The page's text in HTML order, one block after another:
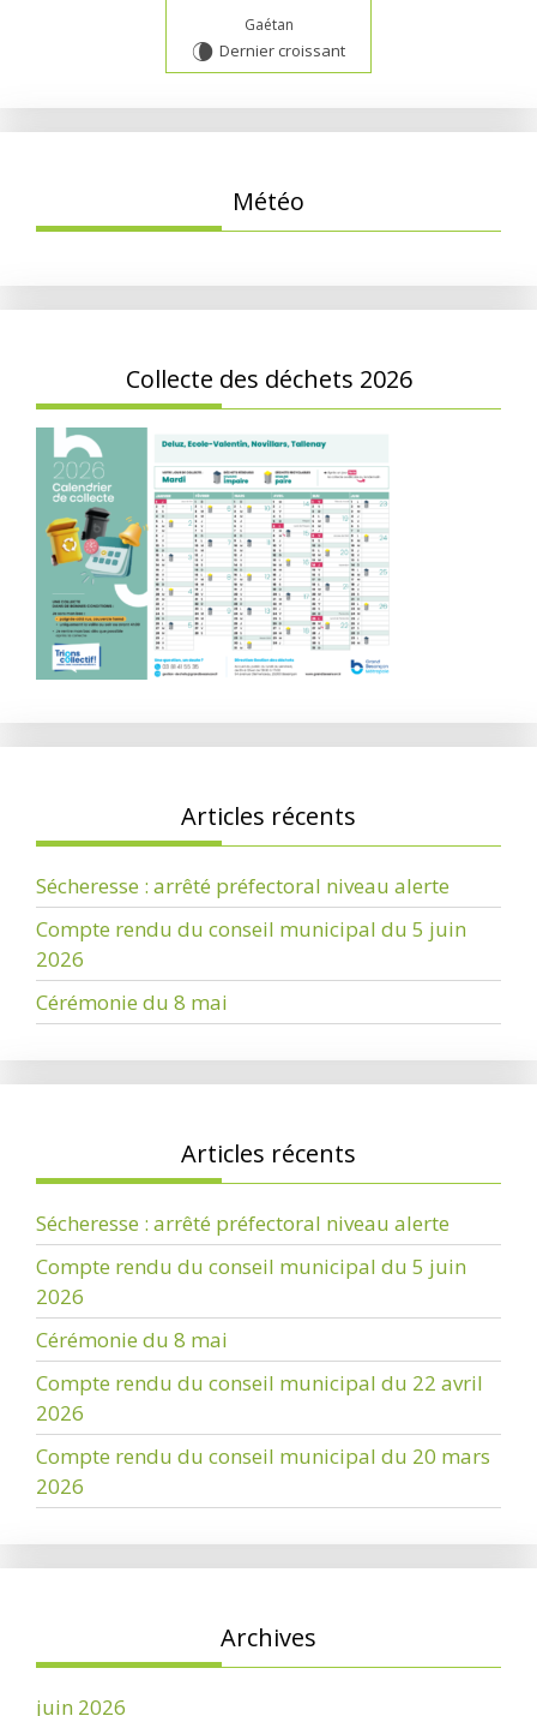
Gaétan
V Dernier croissant
Météo
Collecte des déchets 2026
Articles récents
Sécheresse : arrêté préfectoral niveau alerte
Compte rendu du conseil municipal du 5 juin
2026
Cérémonie du 8 mai
Articles récents
Sécheresse : arrêté préfectoral niveau alerte
Compte rendu du conseil municipal du 5 juin
2026
Cérémonie du 8 mai
Compte rendu du conseil municipal du 22 avril
2026
Compte rendu du conseil municipal du 20 mars
2026
Archives
juin 2026